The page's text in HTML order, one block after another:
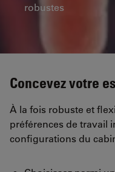
robustes
Concevez votre
À la fois robuste et
préférences de travail
configurations du